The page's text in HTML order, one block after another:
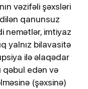
vəzifəli şəxsləri
qanunsuz
nemətlər, imtiyaz
yalnız bilavasitə
ilə əlaqədar
qəbul edən və
(şəxsinə)